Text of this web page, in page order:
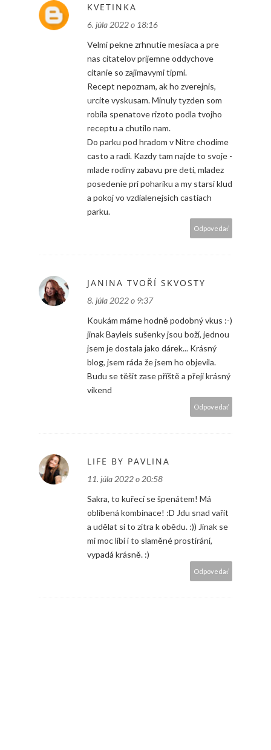
KVETINKA
6. júla 2022 o 18:16
Velmi pekne zrhnutie mesiaca a pre
nas citatelov prijemne oddychove
citanie so zajimavymi tipmi.
Recept nepoznam, ak ho zverejnis,
urcite vyskusam. Minuly tyzden som
robila spenatove rizoto podla tvojho
receptu a chutilo nam.
Do parku pod hradom v Nitre chodime
casto a radi. Kazdy tam najde to svoje -
mlade rodiny zabavu pre deti, mladez
posedenie pri pohariku a my starsi klud
a pokoj vo vzdialenejsich castiach
parku.
Odpovedať
JANINA TVOŘÍ SKVOSTY
8. júla 2022 o 9:37
Koukám máme hodně podobný vkus :-)
jinak Bayleis sušenky jsou boží, jednou
jsem je dostala jako dárek... Krásný
blog, jsem ráda že jsem ho objevila.
Budu se těšit zase příště a přeji krásný
vikend
Odpovedať
LIFE BY PAVLINA
11. júla 2022 o 20:58
Sakra, to kuřecí se špenátem! Má
oblíbená kombinace! :D Jdu snad vařit
a udělat si to zítra k obědu. :)) Jinak se
mi moc líbí i to slaměné prostírání,
vypadá krásně. :)
Odpovedať